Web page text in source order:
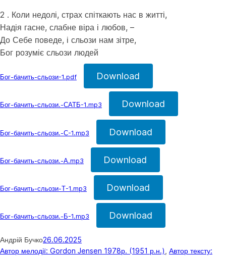
2 . Коли недолі, страх спіткають нас в житті,
Надія гасне, слабне віра і любов, –
До Себе поведе, і сльози нам зітре,
Бог розуміє сльози людей
Бог-бачить-сльози-1.pdf Download
Бог-бачить-сльози.-САТБ-1.mp3 Download
Бог-бачить-сльози.-С-1.mp3 Download
Бог-бачить-сльози.-А.mp3 Download
Бог-бачить-сльози-Т-1.mp3 Download
Бог-бачить-сльози.-Б-1.mp3 Download
Андрій Бучко26.06.2025
Автор мелодії: Gordon Jensen 1978р. (1951 р.н.) Автор тексту: